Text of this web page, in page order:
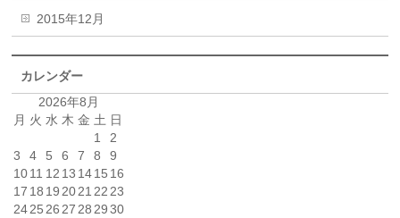
2015年12月
カレンダー
2026年8月
月 火 水 木 金 土 日
1
2
3
4 5 6 7 8
9
1011 12 13 1415 16
17 18 19 2021 22 23
2425 26 27 28 29 30